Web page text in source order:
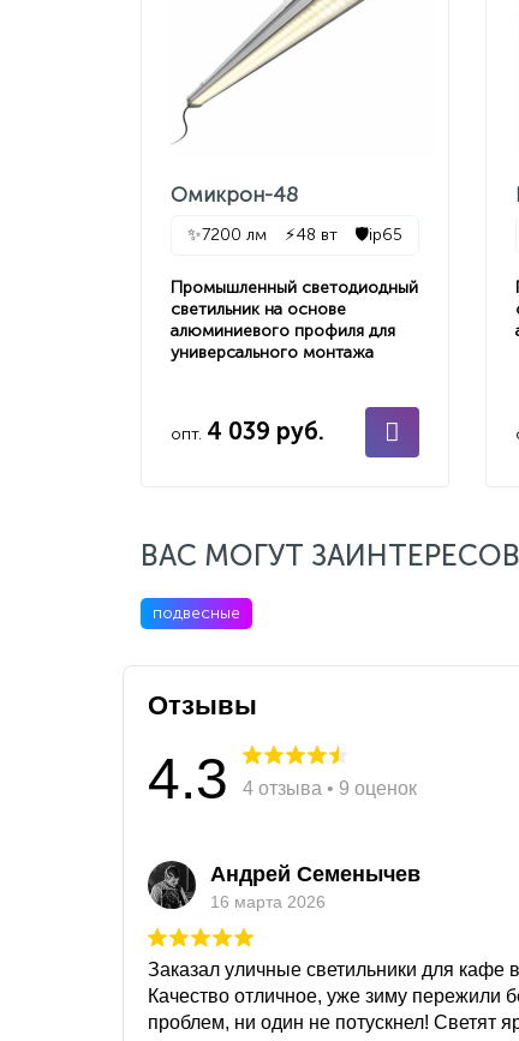
Омикрон-48
✨7200 лм ⚡48 вт 🛡️ip65
Промышленный светодиодный
светильник на основе
алюминиевого профиля для
универсального монтажа
опт. 4 039 руб.
ВАС МОГУТ
подвесные
Отзывы
4.3 4 отзыва • 9 оценок
Андрей Семенычев
16 марта 2026
Заказал уличные светильники для кафе
Качество отличное, уже зиму пережили
проблем, ни один не потускнел! Светят